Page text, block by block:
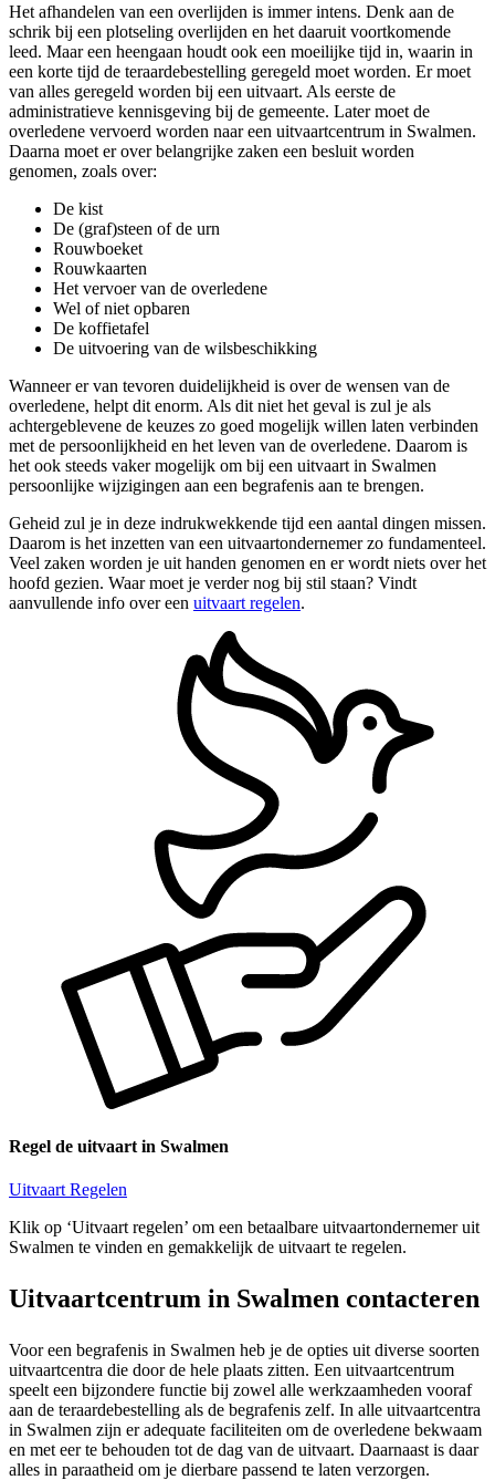
Het afhandelen van een overlijden is immer intens. Denk aan de
schrik bij een plotseling overlijden en het daaruit voortkomende
leed. Maar een heengaan houdt ook een moeilijke tijd in, waarin in
een korte tijd de teraardebestelling geregeld moet worden. Er moet
van alles geregeld worden bij een uitvaart. Als eerste de
administratieve kennisgeving bij de gemeente. Later moet de
overledene vervoerd worden naar een uitvaartcentrum in Swalmen.
Daarna moet er over belangrijke zaken een besluit worden
genomen, zoals over:
De kist
De (graf)steen of de urn
Rouwboeket
Rouwkaarten
Het vervoer van de overledene
Wel of niet opbaren
De koffietafel
De uitvoering van de wilsbeschikking
Wanneer er van tevoren duidelijkheid is over de wensen van de
overledene, helpt dit enorm. Als dit niet het geval is zul je als
achtergeblevene de keuzes zo goed mogelijk willen laten verbinden
met de persoonlijkheid en het leven van de overledene. Daarom is
het ook steeds vaker mogelijk om bij een uitvaart in Swalmen
persoonlijke wijzigingen aan een begrafenis aan te brengen.
Geheid zul je in deze indrukwekkende tijd een aantal dingen missen.
Daarom is het inzetten van een uitvaartondernemer zo fundamenteel.
Veel zaken worden je uit handen genomen en er wordt niets over het
hoofd gezien. Waar moet je verder nog bij stil staan? Vindt
aanvullende info over een uitvaart regelen.
Regel de uitvaart in Swalmen
Uitvaart Regelen
Klik op ‘Uitvaart regelen’ om een betaalbare uitvaartondernemer uit
Swalmen te vinden en gemakkelijk de uitvaart te regelen.
Uitvaartcentrum in Swalmen contacteren
Voor een begrafenis in Swalmen heb je de opties uit diverse soorten
uitvaartcentra die door de hele plaats zitten. Een uitvaartcentrum
speelt een bijzondere functie bij zowel alle werkzaamheden vooraf
aan de teraardebestelling als de begrafenis zelf. In alle uitvaartcentra
in Swalmen zijn er adequate faciliteiten om de overledene bekwaam
en met eer te behouden tot de dag van de uitvaart. Daarnaast is daar
alles in paraatheid om je dierbare passend te laten verzorgen.